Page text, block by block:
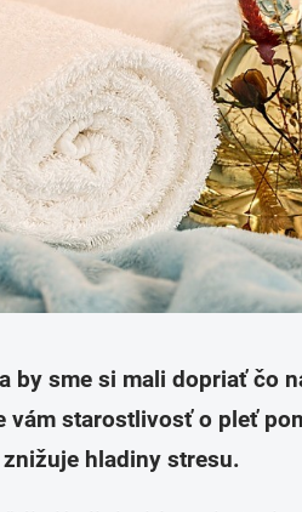
by sme si mali dopriať čo
vám starostlivosť o pleť
hladiny stresu.